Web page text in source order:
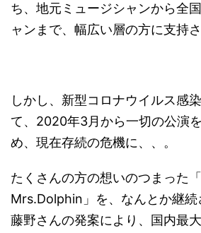
ち、地元ミュージシャンから全
ャンまで、幅広い層の方に支持さ
しかし、新型コロナウイルス感
て、2020年3月から一切の公演
め、現在存続の危機に、、。
たくさんの方の想いのつまった
Mrs.Dolphin」を、なんとか継続
藤野さんの発案により、国内最